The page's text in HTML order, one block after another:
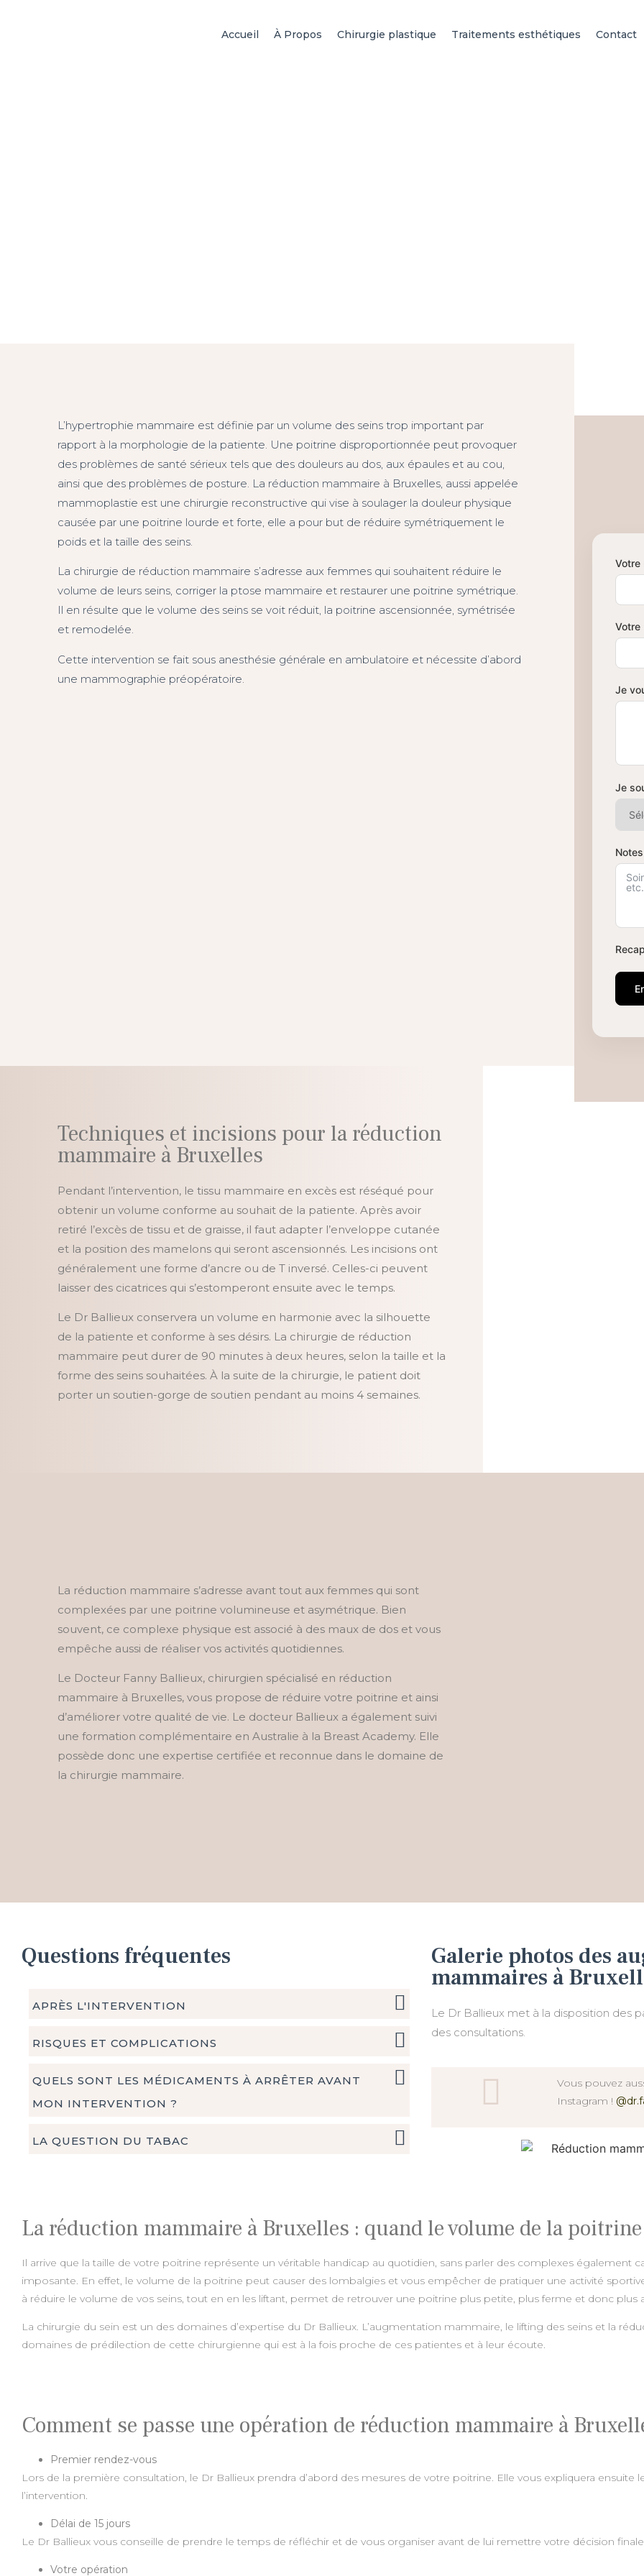
Accueil À Propos Chirurgie plastique Traitements esthétiques Contact
L’hypertrophie mammaire est définie par un volume des seins trop important par
rapport à la morphologie de la patiente. Une poitrine disproportionnée peut provoquer
des problèmes de santé sérieux tels que des douleurs au dos, aux épaules et au cou,
ainsi que des problèmes de posture. La réduction mammaire à Bruxelles, aussi appelée
mammoplastie est une chirurgie reconstructive qui vise à soulager la douleur physique
causée par une poitrine lourde et forte, elle a pour but de réduire symétriquement le
poids et la taille des seins.
La chirurgie de réduction mammaire s’adresse aux femmes qui souhaitent réduire le
volume de leurs seins, corriger la ptose mammaire et restaurer une poitrine symétrique.
Il en résulte que le volume des seins se voit réduit, la poitrine ascensionnée, symétrisée
et remodelée.
Cette intervention se fait sous anesthésie générale en ambulatoire et nécessite d’abord
une mammographie préopératoire.
Votre
Votre
Je
Je
Notes
Techniques et incisions pour la réduction
mammaire à Bruxelles
Pendant l’intervention, le tissu mammaire en excès est réséqué pour
obtenir un volume conforme au souhait de la patiente. Après avoir
retiré l’excès de tissu et de graisse, il faut adapter l’enveloppe cutanée
et la position des mamelons qui seront ascensionnés. Les incisions ont
généralement une forme d’ancre ou de T inversé. Celles-ci peuvent
laisser des cicatrices qui s’estomperont ensuite avec le temps.
Le Dr Ballieux conservera un volume en harmonie avec la silhouette
de la patiente et conforme à ses désirs. La chirurgie de réduction
mammaire peut durer de 90 minutes à deux heures, selon la taille et la
forme des seins souhaitées. À la suite de la chirurgie, le patient doit
porter un soutien-gorge de soutien pendant au moins 4 semaines.
La réduction mammaire s’adresse avant tout aux femmes qui sont
complexées par une poitrine volumineuse et asymétrique. Bien
souvent, ce complexe physique est associé à des maux de dos et vous
empêche aussi de réaliser vos activités quotidiennes.
Le Docteur Fanny Ballieux, chirurgien spécialisé en réduction
mammaire à Bruxelles, vous propose de réduire votre poitrine et ainsi
d’améliorer votre qualité de vie. Le docteur Ballieux a également suivi
une formation complémentaire en Australie à la Breast Academy. Elle
possède donc une expertise certifiée et reconnue dans le domaine de
la chirurgie mammaire.
Questions fréquentes
APRÈS L'INTERVENTION
RISQUES ET COMPLICATIONS
QUELS SONT LES MÉDICAMENTS À ARRÊTER AVANT
MON INTERVENTION ?
LA QUESTION DU TABAC
Galerie photos des
mammaires à
Le Dr Ballieux met à la disposition des
des consultations.
Vous pouvez
Instagram !
La réduction mammaire à Bruxelles : quand le volume de la
Il arrive que la taille de votre poitrine représente un véritable handicap au quotidien, sans parler des complexes également
imposante. En effet, le volume de la poitrine peut causer des lombalgies et vous empêcher de pratiquer une activité
à réduire le volume de vos seins, tout en en les liftant, permet de retrouver une poitrine plus petite, plus ferme et donc plus
La chirurgie du sein est un des domaines d’expertise du Dr Ballieux. L’augmentation mammaire, le lifting des seins et la
domaines de prédilection de cette chirurgienne qui est à la fois proche de ces patientes et à leur écoute.
Comment se passe une opération de réduction mammaire à
Premier rendez-vous
Lors de la première consultation, le Dr Ballieux prendra d’abord des mesures de votre poitrine. Elle vous expliquera ensuite
l’intervention.
Délai de 15 jours
Le Dr Ballieux vous conseille de prendre le temps de réfléchir et de vous organiser avant de lui remettre votre décision
Votre opération